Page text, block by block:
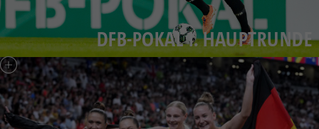
DFB-POKAL 1. HAUPTRUNDE